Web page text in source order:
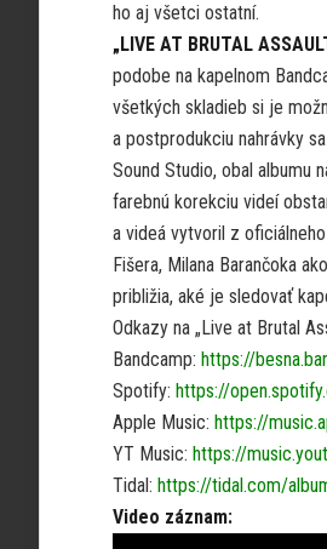
ho aj všetci ostatní.
„LIVE AT BRUTAL
podobe na kapelnom
všetkých skladieb si je
a postprodukciu nahrávky
Sound Studio, obal albumu
farebnú korekciu videí
a videá vytvoril z
Fišera, Milana Barančoka
približia, aké je sledovať
Odkazy na „Live at Brutal
Bandcamp: https://
Spotify: https://
Apple Music: https://
YT Music: https://
Tidal: https://tidal.com/
Video záznam: